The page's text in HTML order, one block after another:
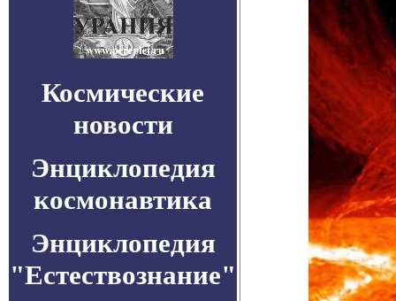
Космические
новости
Энциклопедия
космонавтика
Энциклопедия
"Естествознание"